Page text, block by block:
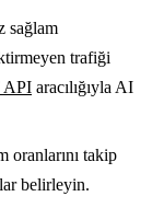
sağlam
trafiği
API aracılığıyla AI
oranlarını takip
belirleyin.